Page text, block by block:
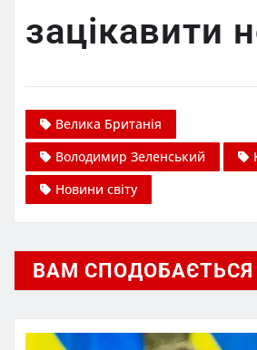
зацікавити
Велика Британія
Володимир Зеленський
Новини світу
ВАМ СПОДОБАЄТЬСЯ